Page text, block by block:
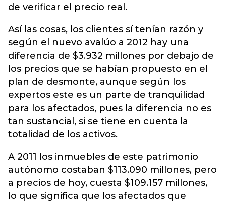
de verificar el precio real.
Así las cosas, los clientes sí tenían razón y
según el nuevo avalúo a 2012 hay una
diferencia de $3.932 millones por debajo de
los precios que se habían propuesto en el
plan de desmonte, aunque según los
expertos este es un parte de tranquilidad
para los afectados, pues la diferencia no es
tan sustancial, si se tiene en cuenta la
totalidad de los activos.
A 2011 los inmuebles de este patrimonio
autónomo costaban $113.090 millones, pero
a precios de hoy, cuesta $109.157 millones,
lo que significa que los afectados que